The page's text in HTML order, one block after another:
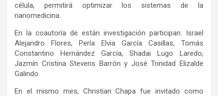
célula, permitirá optimizar los sistemas de la
nanomedicina.
En la coautoría de están investigación participan: Israel
Alejandro Flores, Perla Elvia García Casillas, Tomás
Constantino Hernández García, Shadai Lugo Laredo,
Jazmín Cristina Stevens Barrón y José Trinidad Elizalde
Galindo.
En el mismo mes, Christian Chapa fue invitado como